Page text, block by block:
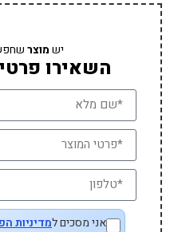
ישמוצר
השאירו
אני מסכים למדיניות